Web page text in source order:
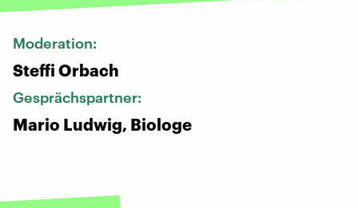
Moderation:
Steffi Orbach
Gesprächspartner:
Mario Ludwig, Biologe